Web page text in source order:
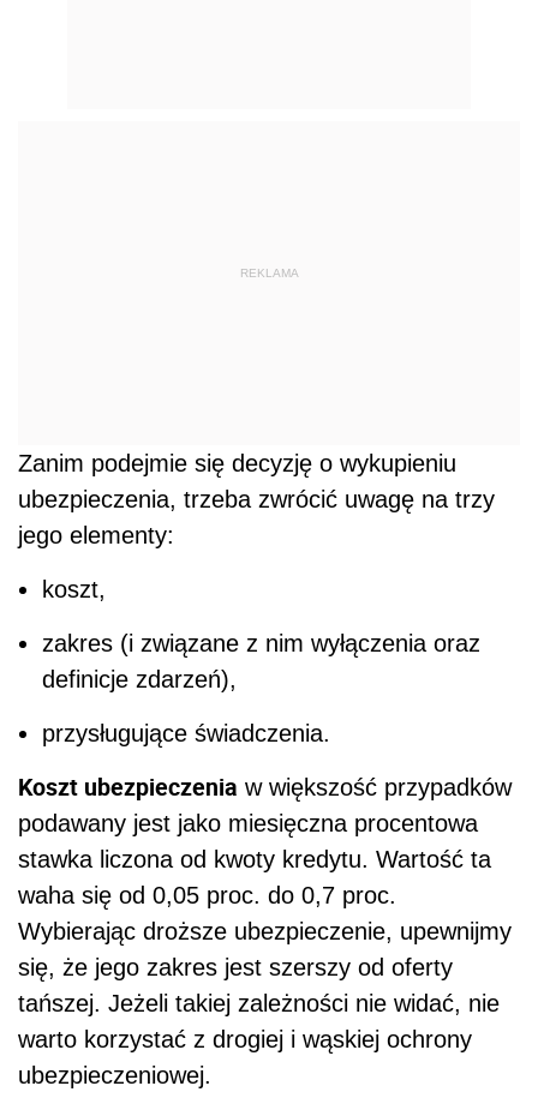
REKLAMA
Zanim podejmie się decyzję o wykupieniu
ubezpieczenia, trzeba zwrócić uwagę na trzy
jego elementy:
koszt,
zakres (i związane z nim wyłączenia oraz
definicje zdarzeń),
przysługujące świadczenia.
Koszt ubezpieczenia w większość przypadków
podawany jest jako miesięczna procentowa
stawka liczona od kwoty kredytu. Wartość ta
waha się od 0,05 proc. do 0,7 proc.
Wybierając droższe ubezpieczenie, upewnijmy
się, że jego zakres jest szerszy od oferty
tańszej. Jeżeli takiej zależności nie widać, nie
warto korzystać z drogiej i wąskiej ochrony
ubezpieczeniowej.